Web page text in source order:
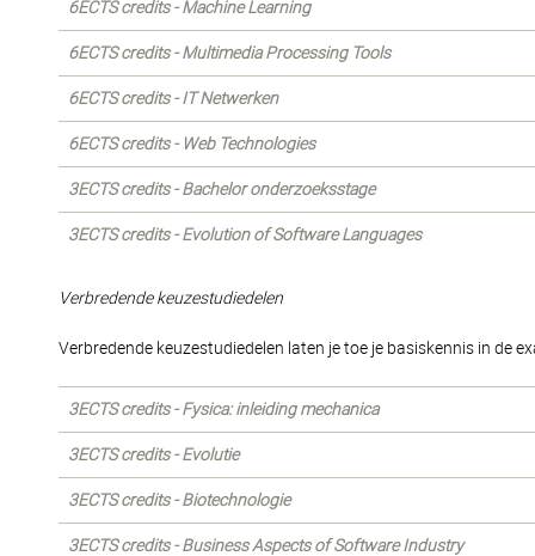
6ECTS credits - Machine Learning
6ECTS credits - Multimedia Processing Tools
6ECTS credits - IT Netwerken
6ECTS credits - Web Technologies
3ECTS credits - Bachelor onderzoeksstage
3ECTS credits - Evolution of Software Languages
Verbredende keuzestudiedelen
Verbredende keuzestudiedelen laten je toe je basiskennis in de
3ECTS credits - Fysica: inleiding mechanica
3ECTS credits - Evolutie
3ECTS credits - Biotechnologie
3ECTS credits - Business Aspects of Software Industry